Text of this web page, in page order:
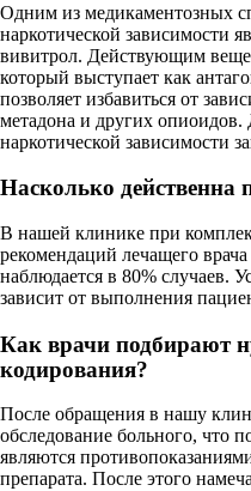
Одним из медикаментозных
наркотической зависимости
вивитрол. Действующим
который выступает как
позволяет избавиться от
метадона и других опиоидов.
наркотической зависимости
Насколько действенна
В нашей клинике при
рекомендаций лечащего
наблюдается в 80% случаев.
зависит от выполнения
Как врачи подбирают
кодирования?
После обращения в нашу
обследование больного, что
являются
препарата. После этого